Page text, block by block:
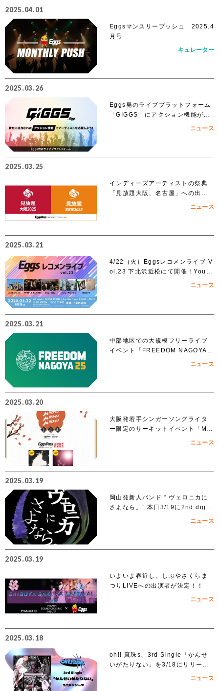
2025.04.01
Eggsマンスリープッシュ 2025.4
月号
キュレーター
2025.03.26
Eggs発のライブプラットフォーム
「GIGGS」にアクション機能が追
ニュース
2025.03.25
インディーズアーティストの祭典
「見放題大阪、名古屋」への出演
ニュース
2025.03.21
4/22（火）Eggsレコメンライブ V
ol.23 下北沢近松にて開催！YouT
ニュース
2025.03.21
中部地区での大規模フリーライブ
イベント「FREEDOM NAGOYA 2
ニュース
2025.03.20
大阪発若手シンガーソングライタ
ー限定のサーキットイベント「MIK
ニュース
2025.03.19
岡山発新人バンド “ ヴェロニカに
さよなら。” 本日3/19に2nd digit
ニュース
2025.03.19
いよいよ春近し。しぶやさくらま
つりLIVEへの出演者が決定！！
ニュース
2025.03.18
oh!! 真珠s、3rd Single「かんせ
いがたりない」を3/18にリリー
ニュース